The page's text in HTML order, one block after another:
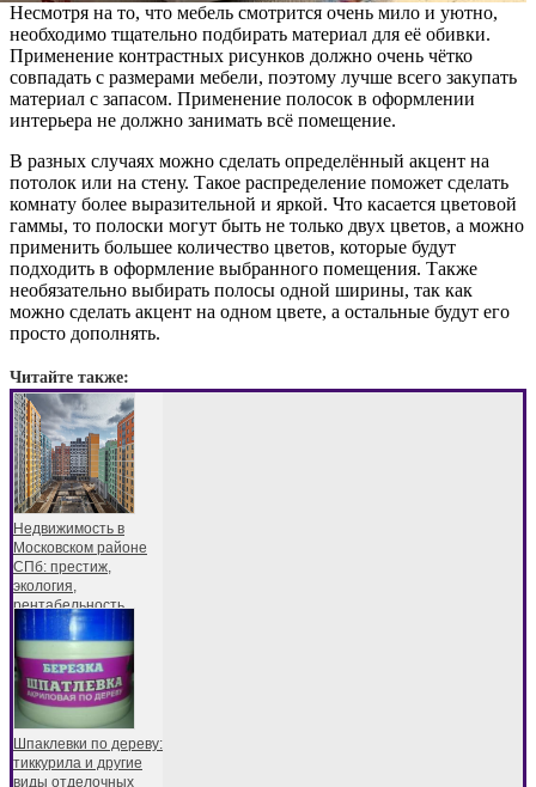
Несмотря на то, что мебель смотрится очень мило и уютно,
необходимо тщательно подбирать материал для её обивки.
Применение контрастных рисунков должно очень чётко
совпадать с размерами мебели, поэтому лучше всего закупать
материал с запасом. Применение полосок в оформлении
интерьера не должно занимать всё помещение.
В разных случаях можно сделать определённый акцент на
потолок или на стену. Такое распределение поможет сделать
комнату более выразительной и яркой. Что касается цветовой
гаммы, то полоски могут быть не только двух цветов, а можно
применить большее количество цветов, которые будут
подходить в оформление выбранного помещения. Также
необязательно выбирать полосы одной ширины, так как
можно сделать акцент на одном цвете, а остальные будут его
просто дополнять.
Читайте также:
Недвижимость в
Московском районе
СПб: престиж,
экология,
рентабельность
Шпаклевки по дереву:
тиккурила и другие
виды отделочных